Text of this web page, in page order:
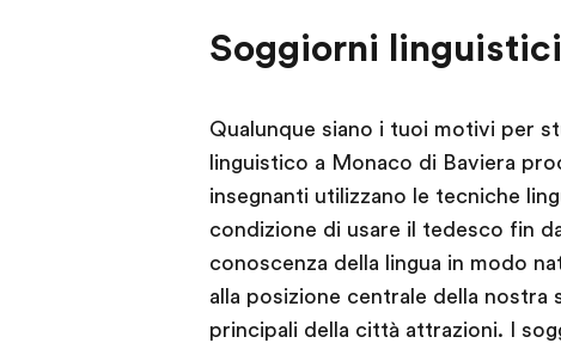
Soggiorni
Qualunque siano i tuoi motivi per
linguistico a Monaco di Baviera
insegnanti utilizzano le tecniche
condizione di usare il tedesco fin
conoscenza della lingua in modo
alla posizione centrale della nostra
principali della città attrazioni. I